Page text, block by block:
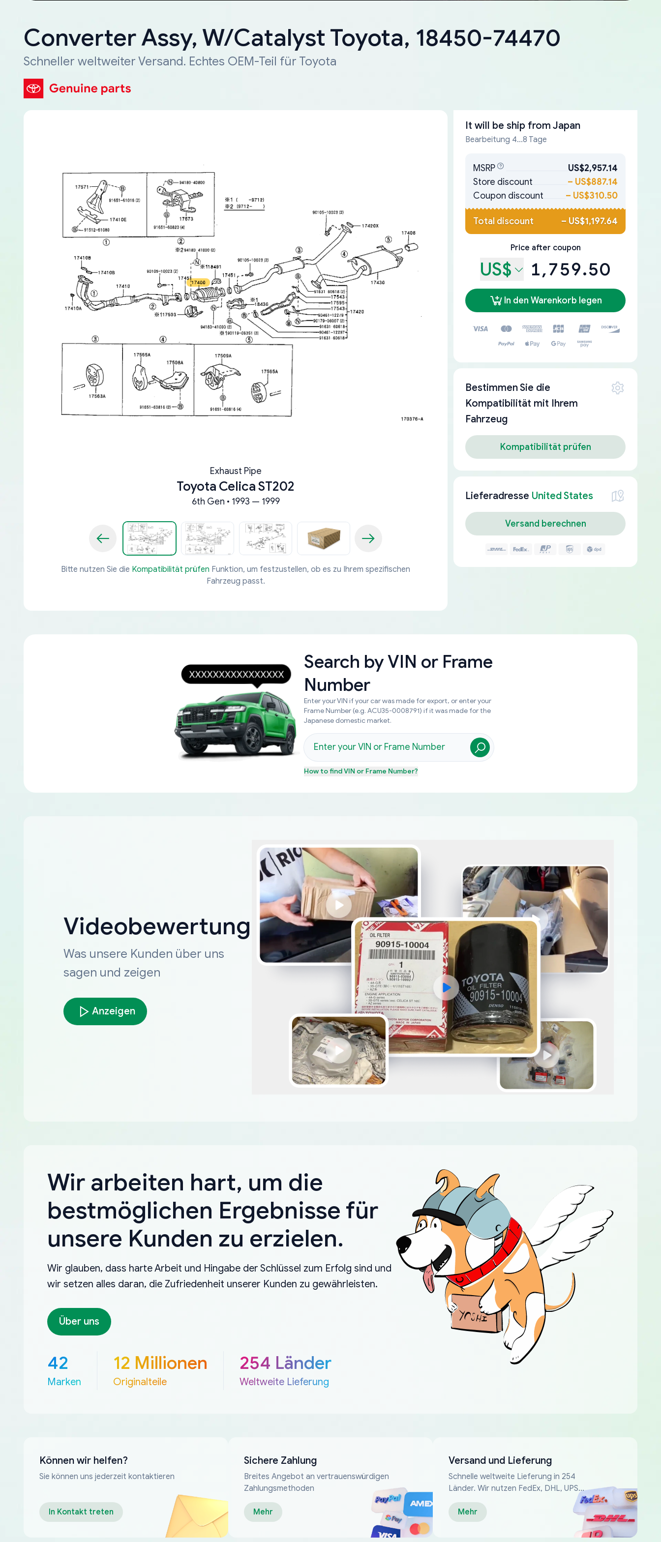
Converter Assy, W/Catalyst Toyota, 18450-74470
Schneller weltweiter Versand. Echtes OEM-Teil für Toyota
Exhaust Pipe
Toyota Celica ST202
6th Gen • 1993 — 1999
Bitte nutzen Sie die Kompatibilität prüfen Funktion, um festzustellen, ob es zu Ihrem spezifischen
Fahrzeug passt.
It will be ship from Japan
Bearbeitung 4...8 Tage
MSRP
US$2,957.14
Store discount
– US$887.14
Coupon discount
– US$310.50
Total discount – US$1,197.64
Price after coupon
US$ 1,759.50
In den Warenkorb legen
Bestimmen Sie die
Kompatibilität mit Ihrem
Fahrzeug
Kompatibilität prüfen
Lieferadresse United States
Versand berechnen
Search byVIN or Frame
Number
Enter your VIN if your car was made for export, or enter your
Frame Number (e.g. ACU35-0008791) if it was made for the
Japanese domestic market.
How to findVIN or Frame Number?
Videobewertungen
Was unsere Kunden über uns
sagen und zeigen
Anzeigen
Wir arbeiten hart, um die
bestmöglichen Ergebnisse für
unsere Kunden zu erzielen.
Wir glauben, dass harte Arbeit und Hingabe der Schlüssel zum Erfolg sind und
wir setzen alles daran, die Zufriedenheit unserer Kunden zu gewährleisten.
Über uns
42
Marken
12 Millionen
Originalteile
254 Länder
Weltweite Lieferung
Können wir helfen?
Sie können uns jederzeit kontaktieren
In Kontakt treten
Sichere Zahlung
Breites Angebot an vertrauenswürdigen
Zahlungsmethoden
Mehr
Versand und Lieferung
Schnelle weltweite Lieferung in 254
Länder. Wir nutzen FedEx, DHL, UPS...
Mehr